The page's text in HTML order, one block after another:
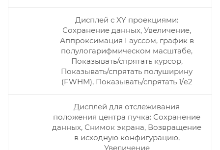
Дисплей с XY проекциями:
Сохранение данных, Увеличение,
Аппроксимация Гауссом, график в
полулогарифмическом масштабе,
Показывать/спрятать курсор,
Показывать/спрятать полуширину
(FWHM), Показывать/спрятать 1/e2
Дисплей для отслеживания
положения центра пучка: Сохранение
данных, Снимок экрана, Возвращение
в исходную конфигурацию,
Увеличение